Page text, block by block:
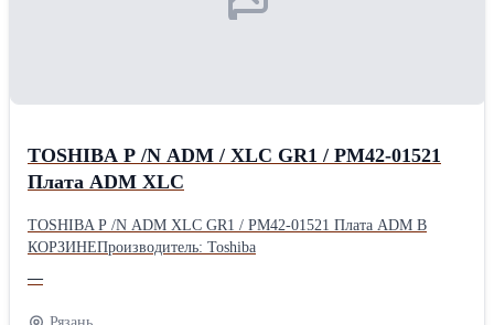
TOSHIBA P /N ADM / XLC GR1 / PM42-01521
Плата ADM XLC
TOSHIBA P /N ADM XLC GR1 / PM42-01521 Плата ADM В
КОРЗИНЕПроизводитель: Toshiba
—